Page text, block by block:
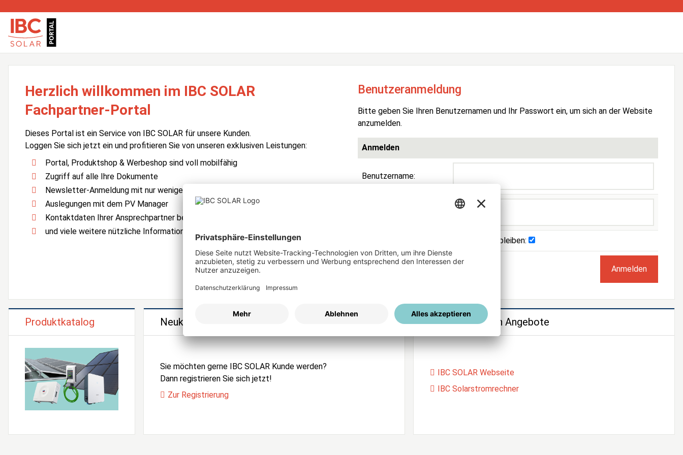
Herzlich willkommen im IBC SOLAR
Fachpartner-Portal
Dieses Portal ist ein Service von IBC SOLAR für unsere Kunden.
Loggen Sie sich jetzt ein und profitieren Sie von unseren exklusiven Leistungen:
Portal, Produktshop & Werbeshop sind voll mobilfähig
Zugriff auf alle Ihre Dokumente
Newsletter-Anmeldung mit nur wenigen Klicks
Auslegungen mit dem PV Manager
Kontaktdaten Ihrer Ansprechpartner bei IBC SOLAR
und viele weitere nützliche Informationen und Services
Benutzeranmeldung
Bitte geben Sie Ihren Benutzernamen und Ihr Passwort ein, um sich an der Website
anzumelden.
Anmelden
Benutzername:
Angemeldet bleiben:
Passwort vergessen?
Produktkatalog Neukunden Registrierung
Sie möchten gerne IBC SOLAR Kunde werden?
Dann registrieren Sie sich jetzt!
Zur Registrierung
Unsere weiteren Angebote
IBC SOLAR Webseite
IBC Solarstromrechner